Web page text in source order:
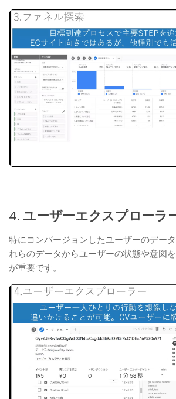
4.ユーザーエクスプローラ
特にコンバージョンしたユーザーのデー
れらのデータからユーザーの状態や意図
が重要です。